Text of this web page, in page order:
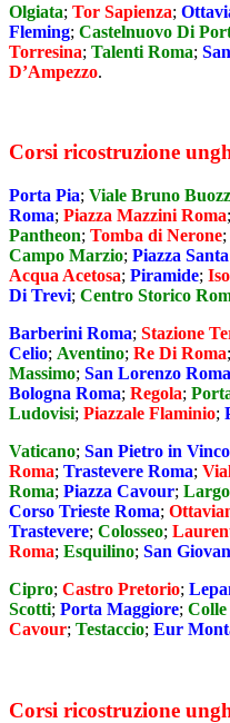
Olgiata; Tor Sapienza;
Fleming; Castelnuovo Di
Torresina; Talenti Roma;
D’Ampezzo.
Corsi ricostruzione
Porta Pia; Viale Bruno
Roma; Piazza Mazzini Roma;
Pantheon; Tomba di Nerone;
Campo Marzio; Piazza
Acqua Acetosa; Piramide;
Di Trevi; Centro Storico
Barberini Roma; Stazione
Celio; Aventino; Re Di Roma;
Massimo; San Lorenzo Roma
Bologna Roma; Regola;
Ludovisi; Piazzale Flaminio;
Vaticano; San Pietro in
Roma; Trastevere Roma;
Roma; Piazza Cavour;
Corso Trieste Roma;
Trastevere; Colosseo;
Roma; Esquilino; San
Cipro; Castro Pretorio;
Scotti; Porta Maggiore;
Cavour; Testaccio; Eur
Corsi ricostruzione